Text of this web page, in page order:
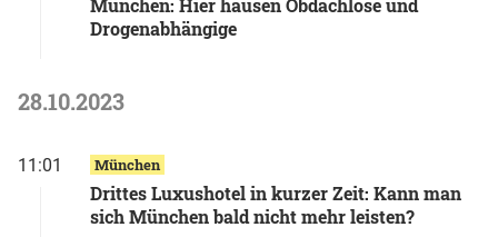
München: Hier hausen Obdachlose und
Drogenabhängige
28.10.2023
11:01 München
Drittes Luxushotel in kurzer Zeit: Kann man
sich München bald nicht mehr leisten?